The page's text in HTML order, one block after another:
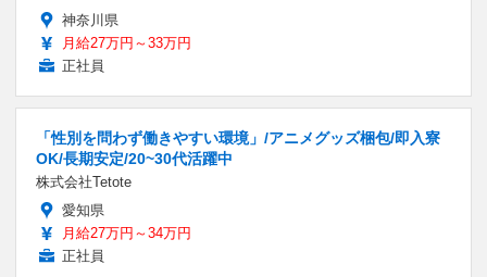
神奈川県
月給27万円～33万円
正社員
「性別を問わず働きやすい環境」/アニメグッズ梱包/即入寮
OK/長期安定/20~30代活躍中
株式会社Tetote
愛知県
月給27万円～34万円
正社員